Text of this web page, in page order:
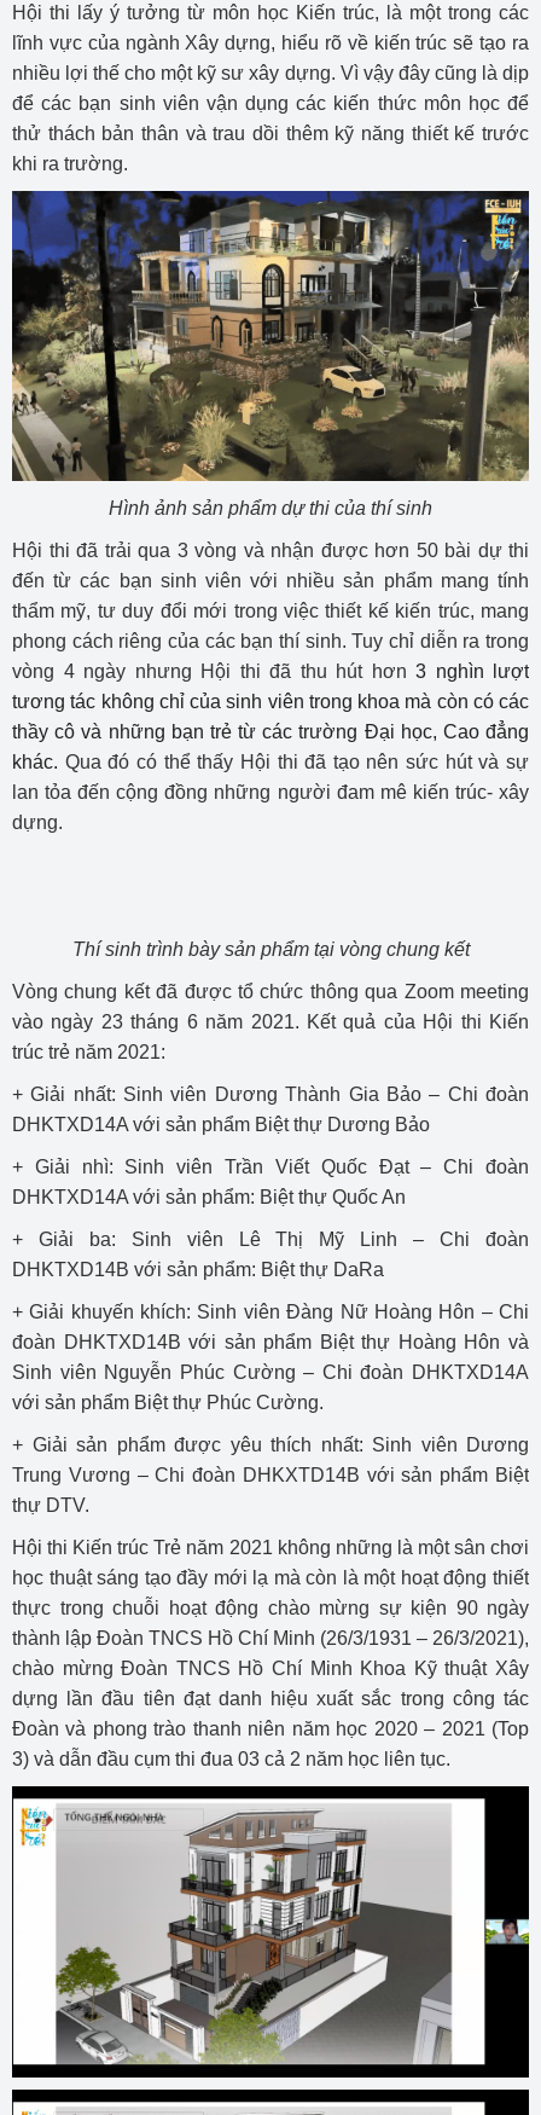
Hội thi lấy ý tưởng từ môn học Kiến trúc, là một trong các
lĩnh vực của ngành Xây dựng, hiểu rõ về kiến trúc sẽ tạo ra
nhiều lợi thế cho một kỹ sư xây dựng. Vì vậy đây cũng là dịp
để các bạn sinh viên vận dụng các kiến thức môn học để
thử thách bản thân và trau dồi thêm kỹ năng thiết kế trước
khi ra trường.
Hình ảnh sản phẩm dự thi của thí sinh
Hội thi đã trải qua 3 vòng và nhận được hơn 50 bài dự thi
đến từ các bạn sinh viên với nhiều sản phẩm mang tính
thẩm mỹ, tư duy đổi mới trong việc thiết kế kiến trúc, mang
phong cách riêng của các bạn thí sinh. Tuy chỉ diễn ra trong
vòng 4 ngày nhưng Hội thi đã thu hút hơn 3 nghìn lượt
tương tác không chỉ của sinh viên trong khoa mà còn có các
thầy cô và những bạn trẻ từ các trường Đại học, Cao đẳng
khác. Qua đó có thể thấy Hội thi đã tạo nên sức hút và sự
lan tỏa đến cộng đồng những người đam mê kiến trúc- xây
dựng.
Thí sinh trình bày sản phẩm tại vòng chung kết
Vòng chung kết đã được tổ chức thông qua Zoom meeting
vào ngày 23 tháng 6 năm 2021. Kết quả của Hội thi Kiến
trúc trẻ năm 2021:
+ Giải nhất: Sinh viên Dương Thành Gia Bảo – Chi đoàn
DHKTXD14A với sản phẩm Biệt thự Dương Bảo
+ Giải nhì: Sinh viên Trần Viết Quốc Đạt – Chi đoàn
DHKTXD14A với sản phẩm: Biệt thự Quốc An
+ Giải ba: Sinh viên Lê Thị Mỹ Linh – Chi đoàn
DHKTXD14B với sản phẩm: Biệt thự DaRa
+ Giải khuyến khích: Sinh viên Đàng Nữ Hoàng Hôn – Chi
đoàn DHKTXD14B với sản phẩm Biệt thự Hoàng Hôn và
Sinh viên Nguyễn Phúc Cường – Chi đoàn DHKTXD14A
với sản phẩm Biệt thự Phúc Cường.
+ Giải sản phẩm được yêu thích nhất: Sinh viên Dương
Trung Vương – Chi đoàn DHKXTD14B với sản phẩm Biệt
thự DTV.
Hội thi Kiến trúc Trẻ năm 2021 không những là một sân chơi
học thuật sáng tạo đầy mới lạ mà còn là một hoạt động thiết
thực trong chuỗi hoạt động chào mừng sự kiện 90 ngày
thành lập Đoàn TNCS Hồ Chí Minh (26/3/1931 – 26/3/2021),
chào mừng Đoàn TNCS Hồ Chí Minh Khoa Kỹ thuật Xây
dựng lần đầu tiên đạt danh hiệu xuất sắc trong công tác
Đoàn và phong trào thanh niên năm học 2020 – 2021 (Top
3) và dẫn đầu cụm thi đua 03 cả 2 năm học liên tục.